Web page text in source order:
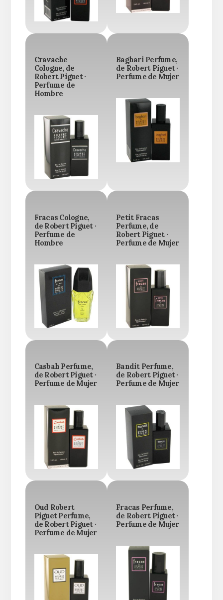
Cravache
Cologne, de
Robert Piguet ·
Perfume de
Hombre
Baghari Perfume,
de Robert Piguet ·
Perfume de Mujer
Fracas Cologne,
de Robert Piguet ·
Perfume de
Hombre
Petit Fracas
Perfume, de
Robert Piguet ·
Perfume de Mujer
Casbah Perfume,
de Robert Piguet ·
Perfume de Mujer
Bandit Perfume,
de Robert Piguet ·
Perfume de Mujer
Oud Robert
Piguet Perfume,
de Robert Piguet ·
Perfume de Mujer
Fracas Perfume,
de Robert Piguet ·
Perfume de Mujer